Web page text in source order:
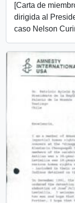
[Carta de
dirigida al
caso Nelson